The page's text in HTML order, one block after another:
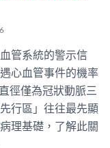
管系統的警示信
心血管事件的機率
徑僅為冠狀動脈三
行區」往往最先顯
理基礎，了解此關